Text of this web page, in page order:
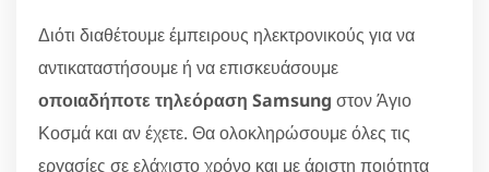
Διότι διαθέτουμε έμπειρους ηλεκτρονικούς για να
αντικαταστήσουμε ή να επισκευάσουμε
οποιαδήποτε τηλεόραση Samsung στον Άγιο
Κοσμά και αν έχετε. Θα ολοκληρώσουμε όλες τις
εργασίες σε ελάχιστο χρόνο και με άριστη ποιότητα